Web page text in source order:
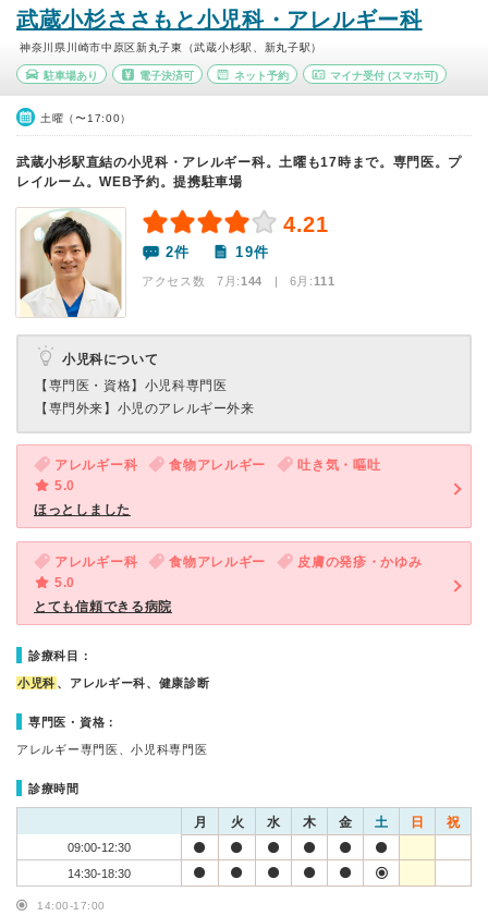
武蔵小杉ささもと小児科・アレルギー科
神奈川県川崎市中原区新丸子東（武蔵小杉駅、新丸子駅）
駐車場あり 電子決済可 ネット予約 マイナ受付 (スマホ可)
土曜（〜17:00）
武蔵小杉駅直結の小児科・アレルギー科。土曜も17時まで。専門医。プ
レイルーム。WEB予約。提携駐車場
4.21
2件 19件
アクセス数 7月:144 | 6月:111
小児科について
【専門医・資格】 小児科専門医
【専門外来】 小児のアレルギー外来
アレルギー科 食物アレルギー
吐き気・嘔吐
5.0
ほっとしました
アレルギー科 食物アレルギー
皮膚の発疹・かゆみ
5.0
とても信頼できる病院
診療科目：
小児科 、アレルギー科、健康診断
専門医・資格：
アレルギー専門医、小児科専門医
診療時間
月 火 水 木 金 土 日 祝
09:00-12:30
14:30-18:30
14:00-17:00